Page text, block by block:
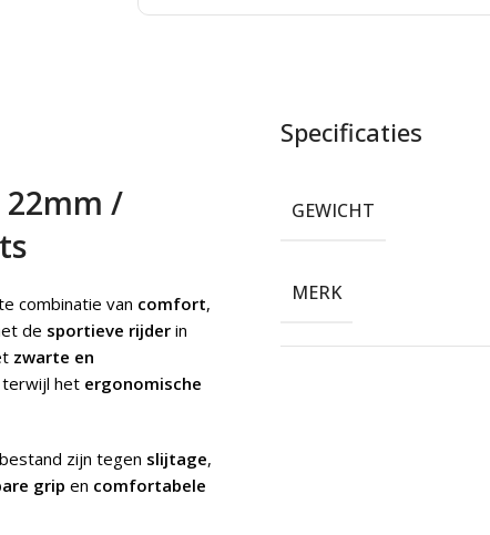
22mm /
combinatie van comfort,
de sportieve rijder in
zwarte en
het ergonomische
zijn tegen slijtage,
grip en comfortabele
Specificaties
GEWICHT
MERK